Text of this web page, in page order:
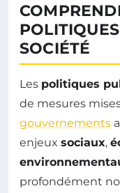
SOCIÉTÉ
Les politiques
de mesures
gouvernements
enjeux sociaux,
profondément